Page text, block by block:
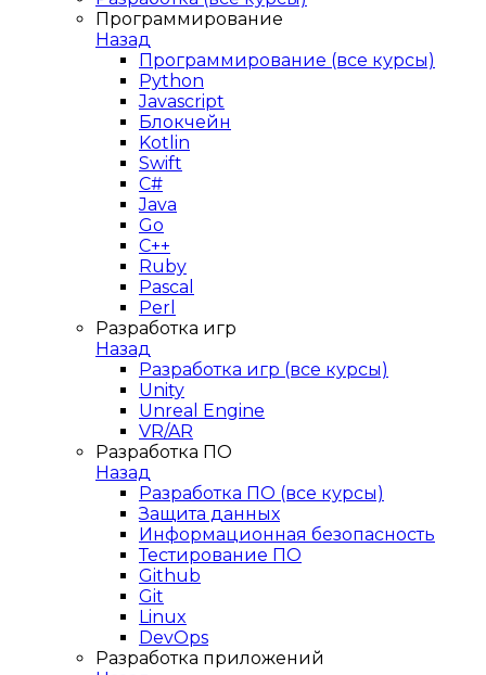
Программирование
Назад
Программирование (все курсы)
Python
Javascript
Блокчейн
Kotlin
Swift
C#
Java
Go
C++
Ruby
Pascal
Perl
Разработка игр
Назад
Разработка игр (все курсы)
Unity
Unreal Engine
VR/AR
Разработка ПО
Назад
Разработка ПО (все курсы)
Защита данных
Информационная безопасность
Тестирование ПО
Github
Git
Linux
DevOps
Разработка приложений